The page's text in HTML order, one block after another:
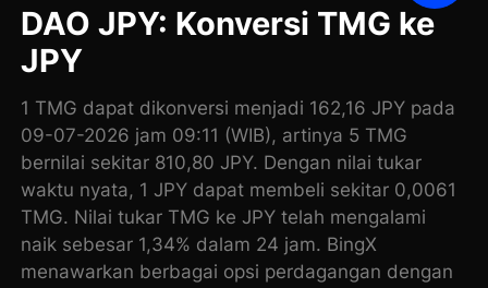
DAO JPY: Konversi TMG ke
JPY
1 TMG dapat dikonversi menjadi 162,16 JPY pada
09-07-2026 jam 09:11 (WIB), artinya 5 TMG
bernilai sekitar 810,80 JPY. Dengan nilai tukar
waktu nyata, 1 JPY dapat membeli sekitar 0,0061
TMG. Nilai tukar TMG ke JPY telah mengalami
naik sebesar 1,34% dalam 24 jam. BingX
menawarkan berbagai opsi perdagangan dengan